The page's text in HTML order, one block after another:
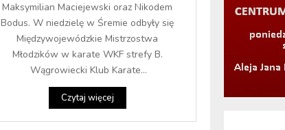
Maksymilian Maciejewski oraz Nikodem
Bodus. W niedzielę w Śremie odbyły się
Międzywojewódzkie Mistrzostwa
Młodzików w karate WKF strefy B.
Wągrowiecki Klub Karate...
Czytaj więcej